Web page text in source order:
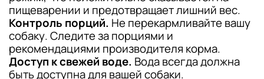
пищеварении и предотвращает лишний вес.
Контроль порций. Не перекармливайте вашу
собаку. Следите за порциями и
рекомендациями производителя корма.
Доступ к свежей воде. Вода всегда должна
быть доступна для вашей собаки.